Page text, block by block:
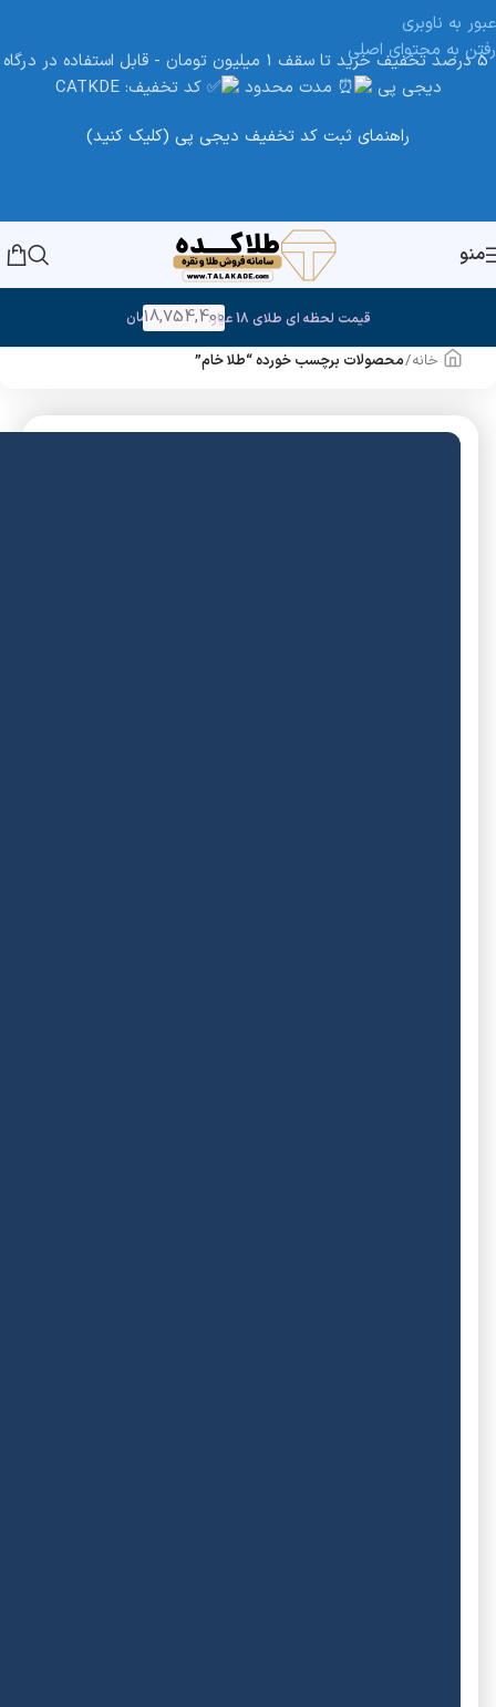
عبور به ناوبری
رفتن به محتوای اصلی
5 درصد تخفیف خرید تا سقف 1 میلیون تومان - قابل استفاده در درگاه
دیجی پی
مدت محدود
کد تخفیف: CATKDE
راهنمای ثبت کد تخفیف دیجی پی (کلیک کنید)
منو
تومان18,754,400 قیمت لحظه ای طلای 18 عیار:
خانه/محصولات برچسب خورده “طلا خام”